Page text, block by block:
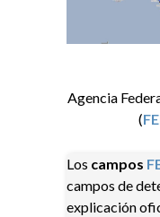
Agencia
(
Los campos
campos de
explicación